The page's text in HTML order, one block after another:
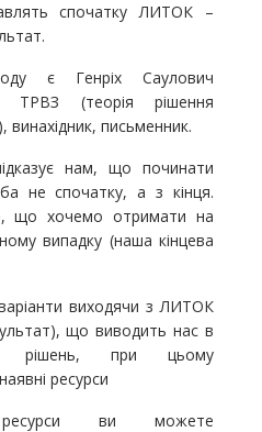
спочатку ЛИТОК –
є Генріх Саулович
ТРВЗ (теорія рішення
винахідник, письменник.
нам, що починати
не спочатку, а з кінця.
що хочемо отримати на
випадку (наша кінцева
виходячи з ЛИТОК
що виводить нас в
рішень, при цьому
ресурси
ви можете